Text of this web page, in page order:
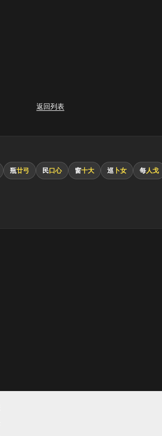
返回列表
瓶廿弓 民口心 窗十大 巡 卜女 每人戈